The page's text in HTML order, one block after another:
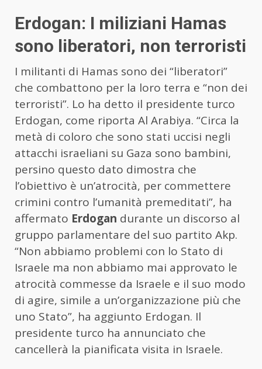
Erdogan: I miliziani Hamas
sono liberatori, non terroristi
I militanti di Hamas sono dei “liberatori”
che combattono per la loro terra e “non dei
terroristi”. Lo ha detto il presidente turco
Erdogan, come riporta Al Arabiya. “Circa la
metà di coloro che sono stati uccisi negli
attacchi israeliani su Gaza sono bambini,
persino questo dato dimostra che
l’obiettivo è un’atrocità, per commettere
crimini contro l’umanità premeditati”, ha
affermato Erdogan durante un discorso al
gruppo parlamentare del suo partito Akp.
“Non abbiamo problemi con lo Stato di
Israele ma non abbiamo mai approvato le
atrocità commesse da Israele e il suo modo
di agire, simile a un’organizzazione più che
uno Stato”, ha aggiunto Erdogan. Il
presidente turco ha annunciato che
cancellerà la pianificata visita in Israele.